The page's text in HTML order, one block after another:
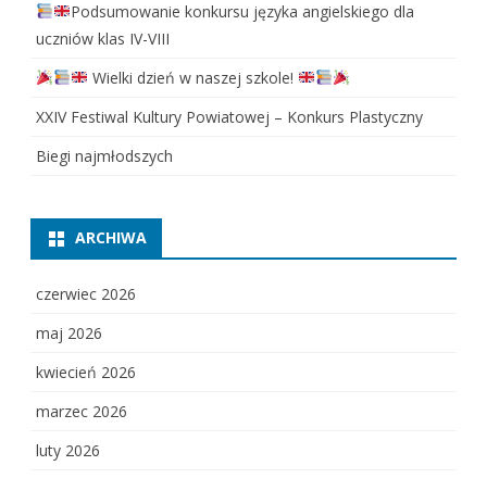
Podsumowanie konkursu języka angielskiego dla
uczniów klas IV-VIII
Wielki dzień w naszej szkole!
XXIV Festiwal Kultury Powiatowej – Konkurs Plastyczny
Biegi najmłodszych
ARCHIWA
czerwiec 2026
maj 2026
kwiecień 2026
marzec 2026
luty 2026